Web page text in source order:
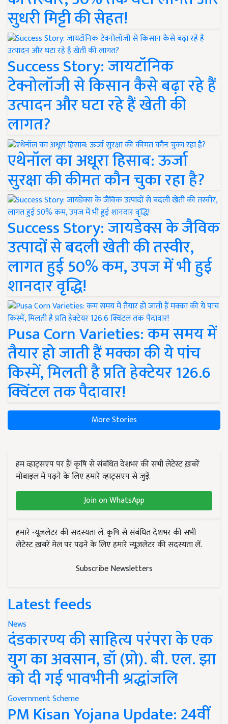
सुधरी मिट्टी की सेहत!
Success Story: जायटॉनिक
टेक्नोलॉजी से किसान कैसे बढ़ा रहे हैं
उत्पादन और घटा रहे हैं खेती की
लागत?
एथेनॉल का अधूरा हिसाब: ऊर्जा
सुरक्षा की कीमत कौन चुका रहा है?
Success Story: जायडेक्स के जैविक
उत्पादों से बदली खेती की तस्वीर,
लागत हुई 50% कम, उपज में भी हुई
शानदार वृद्धि!
Pusa Corn Varieties: कम समय में
तैयार हो जाती हैं मक्का की ये पांच
किस्में, मिलती है प्रति हेक्टेयर 126.6
क्विंटल तक पैदावार!
More Stories
हम व्हाट्सएप पर हैं! कृषि से संबंधित देशभर की सभी लेटेस्ट ख़बरें
मोबाइल में पढ़ने के लिए हमारे व्हाट्सएप से जुड़ें.
Join on WhatsApp
हमारे न्यूज़लेटर की सदस्यता लें. कृषि से संबंधित देशभर की सभी
लेटेस्ट ख़बरें मेल पर पढ़ने के लिए हमारे न्यूज़लेटर की सदस्यता लें.
Subscribe Newsletters
Latest feeds
News
दंडकारण्य की साहित्य परंपरा के एक
युग का अवसान, डॉ (प्रो). बी. एल. झा
को दी गई भावभीनी श्रद्धांजलि
Government Scheme
PM Kisan Yojana Update: 24वीं